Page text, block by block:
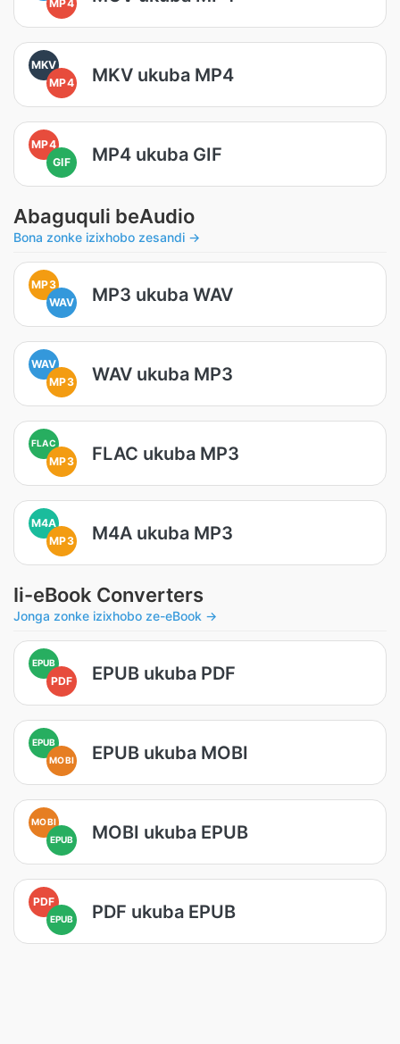
MP4
MKV
MP4
MKV ukuba MP4
MP4
GIF
MP4 ukuba GIF
Abaguquli beAudio
Bona zonke izixhobo zesandi →
MP3
WAV
MP3 ukuba WAV
WAV
MP3
WAV ukuba MP3
FLAC
MP3 FLAC ukuba MP3
M4A
MP3
M4A ukuba MP3
Ii-eBook Converters
Jonga zonke izixhobo ze-eBook →
EPUB
PDF EPUB ukuba PDF
EPUB
MOBI
EPUB ukuba MOBI
MOBI
EPUB
MOBI ukuba EPUB
PDF
EPUB PDF ukuba EPUB